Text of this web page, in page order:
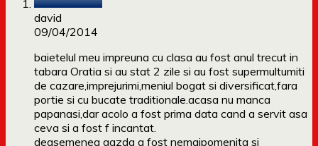
david
09/04/2014
baietelul meu impreuna cu clasa au fost anul trecut in
tabara Oratia si au stat 2 zile si au fost supermultumiti
de cazare,imprejurimi,meniul bogat si diversificat,fara
portie si cu bucate traditionale.acasa nu manca
papanasi,dar acolo a fost prima data cand a servit asa
ceva si a fost f incantat.
deasemenea gazda a fost nemaipomenita si